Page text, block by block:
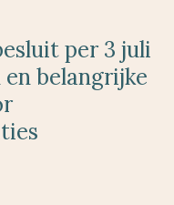
per 3 juli
belangrijke